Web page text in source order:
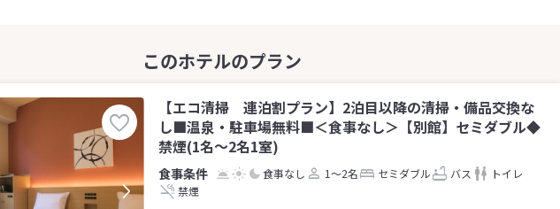
【エコ清掃 連泊割プラン】2泊目以降の清掃・備品交換な
し■温泉・駐車場無料■＜食事なし＞【別館】セミダブル◆
禁煙(1名～2名1室)
食事なし 1～2名 セミダブル バス
トイレ
禁煙